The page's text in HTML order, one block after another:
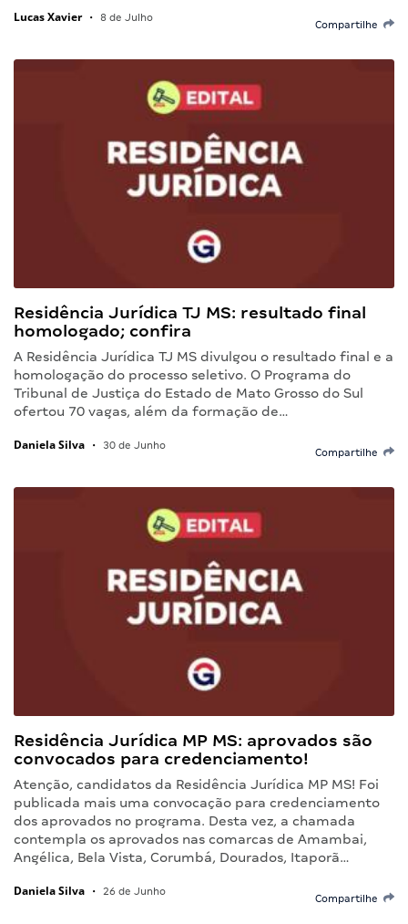
Lucas Xavier • 8 de Julho
Compartilhe
Residência Jurídica TJ MS: resultado final
homologado; confira
A Residência Jurídica TJ MS divulgou o resultado final e a
homologação do processo seletivo. O Programa do
Tribunal de Justiça do Estado de Mato Grosso do Sul
ofertou 70 vagas, além da formação de…
Daniela Silva • 30 de Junho
Compartilhe
Residência Jurídica MP MS: aprovados são
convocados para credenciamento!
Atenção, candidatos da Residência Jurídica MP MS! Foi
publicada mais uma convocação para credenciamento
dos aprovados no programa. Desta vez, a chamada
contempla os aprovados nas comarcas de Amambai,
Angélica, Bela Vista, Corumbá, Dourados, Itaporã…
Daniela Silva • 26 de Junho
Compartilhe